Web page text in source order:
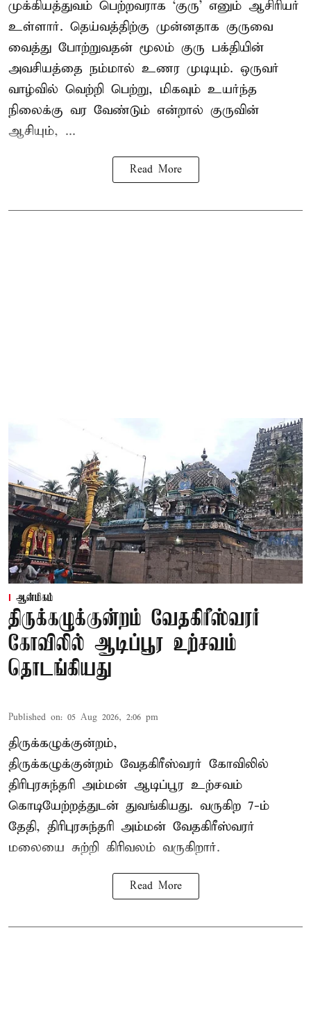
முக்கியத்துவம் பெற்றவராக ‘குரு’ எனும் ஆசிரியர்
உள்ளார். தெய்வத்திற்கு முன்னதாக குருவை
வைத்து போற்றுவதன் மூலம் குரு பக்தியின்
அவசியத்தை நம்மால் உணர முடியும். ஒருவர்
வாழ்வில் வெற்றி பெற்று, மிகவும் உயர்ந்த
நிலைக்கு வர வேண்டும் என்றால் குருவின்
ஆசியும், ...
Read More
ஆன்மிகம்
திருக்கழுக்குன்றம் வேதகிரீஸ்வரர்
கோவிலில் ஆடிப்பூர உற்சவம்
தொடங்கியது
Published on: 05 Aug 2026, 2:06 pm
திருக்கழுக்குன்றம்,
திருக்கழுக்குன்றம் வேதகிரீஸ்வரர் கோவிலில்
திரிபுரசுந்தரி அம்மன் ஆடிப்பூர உற்சவம்
கொடியேற்றத்துடன் துவங்கியது. வருகிற 7-ம்
தேதி, திரிபுரசுந்தரி அம்மன் வேதகிரீஸ்வரர்
மலையை சுற்றி கிரிவலம் வருகிறார்.
Read More